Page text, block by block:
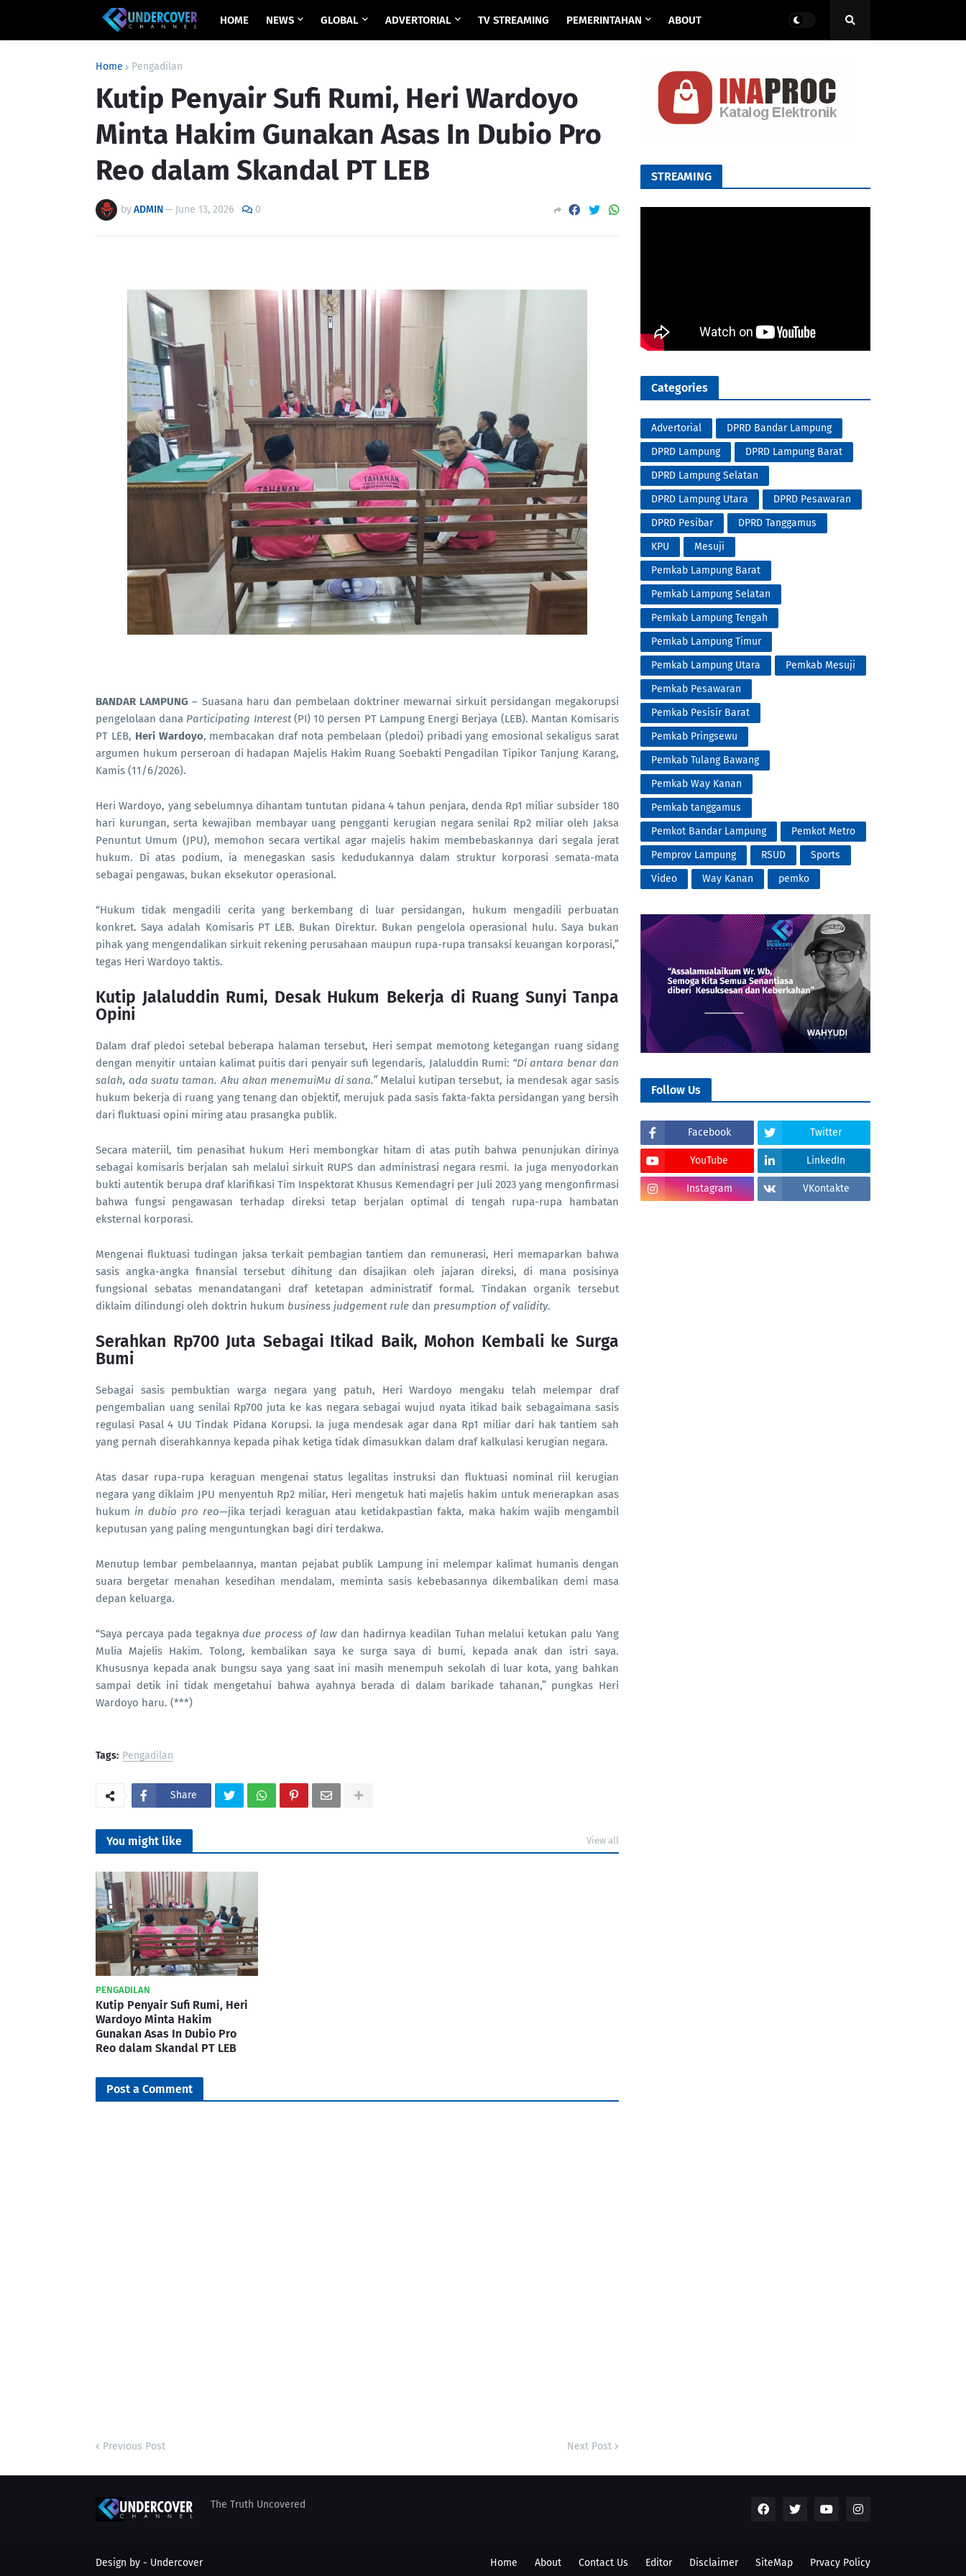
HOME NEWS GLOBAL ADVERTORIAL TV STREAMING PEMERINTAHAN ABOUT
Home Pengadilan
Kutip Penyair Sufi Rumi, Heri Wardoyo
Minta Hakim Gunakan Asas In Dubio Pro
Reo dalam Skandal PT LEB
byADMIN— June 13, 2026 0
BANDAR LAMPUNG – Suasana haru dan pembelaan doktriner mewarnai sirkuit persidangan megakorupsi
pengelolaan dana Participating Interest(PI) 10 persen PT Lampung Energi Berjaya (LEB). Mantan Komisaris
PT LEB, Heri Wardoyo, membacakan draf nota pembelaan (pledoi) pribadi yang emosional sekaligus sarat
argumen hukum perseroan di hadapan Majelis Hakim Ruang Soebakti Pengadilan Tipikor Tanjung Karang,
Kamis (11/6/2026).
Heri Wardoyo, yang sebelumnya dihantam tuntutan pidana 4 tahun penjara, denda Rp1 miliar subsider 180
hari kurungan, serta kewajiban membayar uang pengganti kerugian negara senilai Rp2 miliar oleh Jaksa
Penuntut Umum (JPU), memohon secara vertikal agar majelis hakim membebaskannya dari segala jerat
hukum. Di atas podium, ia menegaskan sasis kedudukannya dalam struktur korporasi semata-mata
sebagai pengawas, bukan eksekutor operasional.
“Hukum tidak mengadili cerita yang berkembang di luar persidangan, hukum mengadili perbuatan
konkret. Saya adalah Komisaris PT LEB. Bukan Direktur. Bukan pengelola operasional hulu. Saya bukan
pihak yang mengendalikan sirkuit rekening perusahaan maupun rupa-rupa transaksi keuangan korporasi,”
tegas Heri Wardoyo taktis.
Kutip Jalaluddin Rumi, Desak Hukum Bekerja di Ruang Sunyi Tanpa
Opini
Dalam draf pledoi setebal beberapa halaman tersebut, Heri sempat memotong ketegangan ruang sidang
dengan menyitir untaian kalimat puitis dari penyair sufi legendaris, Jalaluddin Rumi: “Di antara benar dan
salah, ada suatu taman. Aku akan menemuiMu di sana.”Melalui kutipan tersebut, ia mendesak agar sasis
hukum bekerja di ruang yang tenang dan objektif, merujuk pada sasis fakta-fakta persidangan yang bersih
dari fluktuasi opini miring atau prasangka publik.
Secara materiil, tim penasihat hukum Heri membongkar hitam di atas putih bahwa penunjukan dirinya
sebagai komisaris berjalan sah melalui sirkuit RUPS dan administrasi negara resmi. Ia juga menyodorkan
bukti autentik berupa draf klarifikasi Tim Inspektorat Khusus Kemendagri per Juli 2023 yang mengonfirmasi
bahwa fungsi pengawasan terhadap direksi tetap berjalan optimal di tengah rupa-rupa hambatan
eksternal korporasi.
Mengenai fluktuasi tudingan jaksa terkait pembagian tantiem dan remunerasi, Heri memaparkan bahwa
sasis angka-angka finansial tersebut dihitung dan disajikan oleh jajaran direksi, di mana posisinya
fungsional sebatas menandatangani draf ketetapan administratif formal. Tindakan organik tersebut
diklaim dilindungi oleh doktrin hukum business judgement rule dan presumption of validity.
Serahkan Rp700 Juta Sebagai Itikad Baik, Mohon Kembali ke Surga
Bumi
Sebagai sasis pembuktian warga negara yang patuh, Heri Wardoyo mengaku telah melempar draf
pengembalian uang senilai Rp700 juta ke kas negara sebagai wujud nyata itikad baik sebagaimana sasis
regulasi Pasal 4 UU Tindak Pidana Korupsi. Ia juga mendesak agar dana Rp1 miliar dari hak tantiem sah
yang pernah diserahkannya kepada pihak ketiga tidak dimasukkan dalam draf kalkulasi kerugian negara.
Atas dasar rupa-rupa keraguan mengenai status legalitas instruksi dan fluktuasi nominal riil kerugian
negara yang diklaim JPU menyentuh Rp2 miliar, Heri mengetuk hati majelis hakim untuk menerapkan asas
hukum in dubio pro reo—jika terjadi keraguan atau ketidakpastian fakta, maka hakim wajib mengambil
keputusan yang paling menguntungkan bagi diri terdakwa.
Menutup lembar pembelaannya, mantan pejabat publik Lampung ini melempar kalimat humanis dengan
suara bergetar menahan kesedihan mendalam, meminta sasis kebebasannya dikembalikan demi masa
depan keluarga.
“Saya percaya pada tegaknyadue process of law dan hadirnya keadilan Tuhan melalui ketukan palu Yang
Mulia Majelis Hakim. Tolong, kembalikan saya ke surga saya di bumi, kepada anak dan istri saya.
Khususnya kepada anak bungsu saya yang saat ini masih menempuh sekolah di luar kota, yang bahkan
sampai detik ini tidak mengetahui bahwa ayahnya berada di dalam barikade tahanan,” pungkas Heri
Wardoyo haru. (***)
Tags: Pengadilan
Share
You might like View all
PENGADILAN
Kutip Penyair Sufi Rumi, Heri
Wardoyo Minta Hakim
Gunakan Asas In Dubio Pro
Reo dalam Skandal PT LEB
Post a Comment
Previous Post Next Post
STREAMING
Categories
Advertorial
DPRD Bandar Lampung
DPRD Lampung
DPRD Lampung Barat
DPRD Lampung Selatan
DPRD Lampung Utara
DPRD Pesawaran
DPRD Pesibar
DPRD Tanggamus
KPU
Mesuji
Pemkab Lampung Barat
Pemkab Lampung Selatan
Pemkab Lampung Tengah
Pemkab Lampung Timur
Pemkab Lampung Utara
Pemkab Mesuji
Pemkab Pesawaran
Pemkab Pesisir Barat
Pemkab Pringsewu
Pemkab Tulang Bawang
Pemkab Way Kanan
Pemkab tanggamus
Pemkot Bandar Lampung
Pemkot Metro
Pemprov Lampung
RSUD
Sports
Video
Way Kanan pemko
Follow Us
Facebook Twitter
YouTube LinkedIn
Instagram VKontakte
The Truth Uncovered
Design by - Undercover Home About Contact Us Editor Disclaimer SiteMap Prvacy Policy